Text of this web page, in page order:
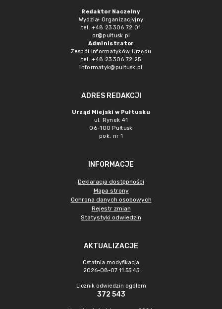
Redaktor Naczelny
Wydział Organizacjyjny
tel. +48 23 306 72 01
or@pultusk.pl
Administrator
Zespół Informatyków Urzędu
tel. +48 23 306 72 25
informatyk@pultusk.pl
ADRES REDAKCJI
Urząd Miejski w Pułtusku
ul. Rynek 41
06-100 Pułtusk
pok. nr 1
INFORMACJE
Deklaracja dostępności
Mapa strony
Ochrona danych osobowych
Rejestr zmian
Statystyki odwiedzin
AKTUALIZACJE
Ostatnia modyfikacja
2026-08-07 11:55:45
Licznik odwiedzin ogółem
372 543